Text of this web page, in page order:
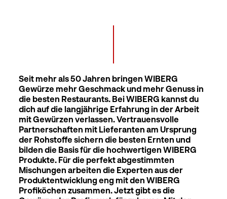
Seit mehr als 50 Jahren bringen WIBERG
Gewürze mehr Geschmack und mehr Genuss in
die besten Restaurants. Bei WIBERG kannst du
dich auf die langjährige Erfahrung in der Arbeit
mit Gewürzen verlassen. Vertrauensvolle
Partnerschaften mit Lieferanten am Ursprung
der Rohstoffe sichern die besten Ernten und
bilden die Basis für die hochwertigen WIBERG
Produkte. Für die perfekt abgestimmten
Mischungen arbeiten die Experten aus der
Produktentwicklung eng mit den WIBERG
Profiköchen zusammen. Jetzt gibt es die